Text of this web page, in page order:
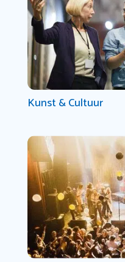
Kunst & Cultuur